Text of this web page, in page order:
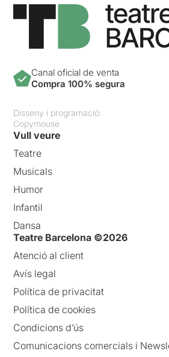
Canal oficial de venta
Compra 100% segura
Disseny i programació:
Copymouse
Vull veure
Teatre
Musicals
Humor
Infantil
Dansa
Teatre Barcelona ©2026
Atenció al client
Avís legal
Política de privacitat
Política de cookies
Condicions d’ús
Comunicacions comercials i